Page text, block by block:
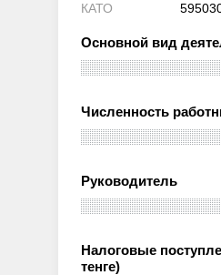
КАТО
Основной вид
Численность
Руководитель
Налоговые
тенге)